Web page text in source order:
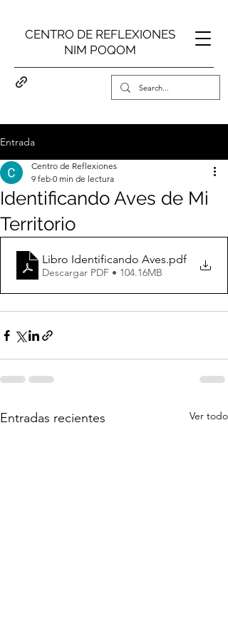
CENTRO DE REFLEXIONES
NIM POQOM
Entrada
Identificando Aves de Mi
Territorio
Centro de Reflexiones
9 feb 0 min de lectura
Libro Identificando Aves.pdf
Descargar PDF • 104.16MB
Entradas recientes Ver todo